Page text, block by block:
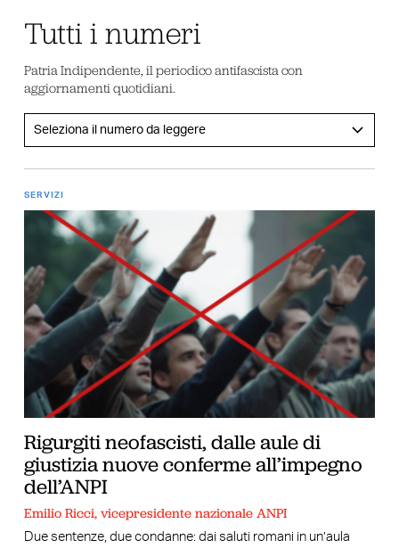
Tutti i numeri
Patria Indipendente, il periodico antifascista con
aggiornamenti quotidiani.
SERVIZI
Rigurgiti neofascisti, dalle aule di
giustizia nuove conferme all’impegno
dell’ANPI
Emilio Ricci, vicepresidente nazionale ANPI
Due sentenze, due condanne: dai saluti romani in un’aula